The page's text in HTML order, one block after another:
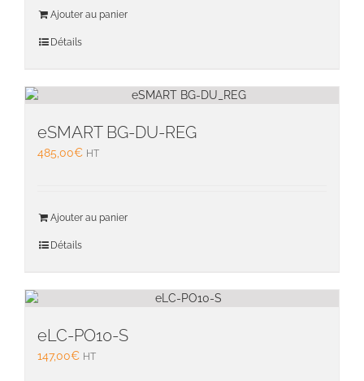
Ajouter au panier
Détails
eSMART BG-DU-REG
485,00€ HT
Ajouter au panier
Détails
eLC-PO10-S
147,00€ HT